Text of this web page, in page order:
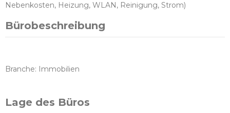
Nebenkosten, Heizung, WLAN, Reinigung, Strom)
Bürobeschreibung
Branche: Immobilien
Lage des Büros